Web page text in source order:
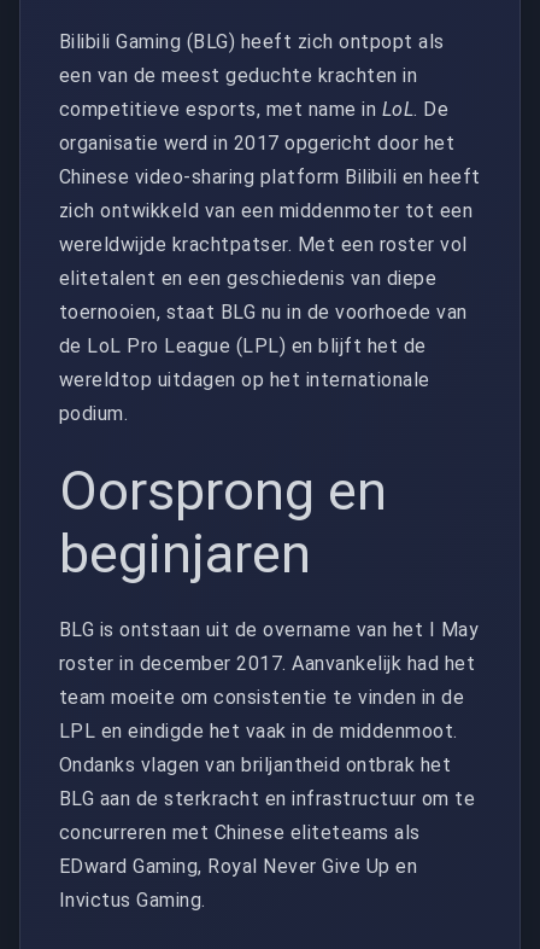
Bilibili Gaming (BLG) heeft zich ontpopt als
een van de meest geduchte krachten in
competitieve esports, met name in LoL. De
organisatie werd in 2017 opgericht door het
Chinese video-sharing platform Bilibili en heeft
zich ontwikkeld van een middenmoter tot een
wereldwijde krachtpatser. Met een roster vol
elitetalent en een geschiedenis van diepe
toernooien, staat BLG nu in de voorhoede van
de LoL Pro League (LPL) en blijft het de
wereldtop uitdagen op het internationale
podium.
Oorsprong en
beginjaren
BLG is ontstaan uit de overname van het I May
roster in december 2017. Aanvankelijk had het
team moeite om consistentie te vinden in de
LPL en eindigde het vaak in de middenmoot.
Ondanks vlagen van briljantheid ontbrak het
BLG aan de sterkracht en infrastructuur om te
concurreren met Chinese eliteteams als
EDward Gaming, Royal Never Give Up en
Invictus Gaming.